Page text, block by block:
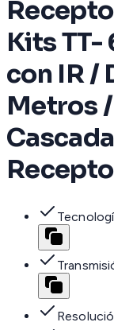
Kits TT-
con IR /
Metros